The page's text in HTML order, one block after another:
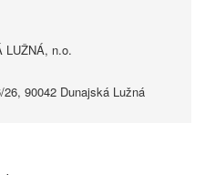
LUŽNÁ, n.o.
90042 Dunajská Lužná